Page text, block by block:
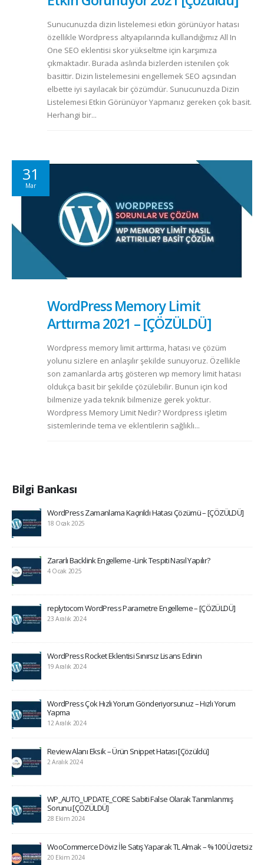
Sunucunuzda dizin listelemesi etkin görünüyor hatası
özellikle Wordpress altyapılarında kullandığımız All In
One SEO eklentisi skor yükseltme için karşımıza
çıkmaktadır. Burada aslında bizlerden istenilen çok
basittir. Dizin listelemesini engellemek SEO açısından
elbette iyi sayılacak bir çözümdür. Sunucunuzda Dizin
Listelemesi Etkin Görünüyor Yapmanız gereken çok basit.
Herhangi bir...
31
Mar
WordPress Memory Limit
Arttırma 2021 – [ÇÖZÜLDÜ]
Wordpress memory limit arttırma, hatası ve çözüm
yolunu sizlere en anlaşılır şekilde sunuyoruz. Özellikle
son zamanlarda artış gösteren wp memory limit hatası
oldukça basit bir şekilde çözülebilir. Bunun için kod
bilmenize yada teknik bilmenize gerek yoktur.
Wordpress Memory Limit Nedir? Wordpress işletim
sistemlerinde tema ve eklentilerin sağlıklı...
Bilgi Bankası
WordPress Zamanlama Kaçırıldı Hatası Çözümü – [ÇÖZÜLDÜ]
18 Ocak 2025
Zararlı Backlink Engelleme -Link Tespiti Nasıl Yapılır?
4 Ocak 2025
replytocom WordPress Parametre Engelleme – [ÇÖZÜLDÜ]
23 Aralık 2024
WordPress Rocket Eklentisi Sınırsız Lisans Edinin
19 Aralık 2024
WordPress Çok Hızlı Yorum Gönderiyorsunuz – Hızlı Yorum
Yapma
12 Aralık 2024
Review Alanı Eksik – Ürün Snippet Hatası [Çözüldü]
2 Aralık 2024
WP_AUTO_UPDATE_CORE Sabiti False Olarak Tanımlanmış
Sorunu [ÇÖZÜLDÜ]
28 Ekim 2024
WooCommerce Döviz İle Satış Yaparak TL Almak – %100 Ücretsiz
20 Ekim 2024